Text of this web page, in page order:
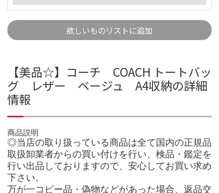
欲しいものリストに追加
【美品☆】コーチ COACH トートバッ
グ レザー ベージュ A4収納の詳細
情報
商品説明
◎当店の取り扱っている商品は全て国内の正規品
取扱卸業者からの買い付けを行い、検品・鑑定を
行い出品しておりますので、安心してお買い求め
下さい。
万が一コピー品・偽物などがあった場合、返品交